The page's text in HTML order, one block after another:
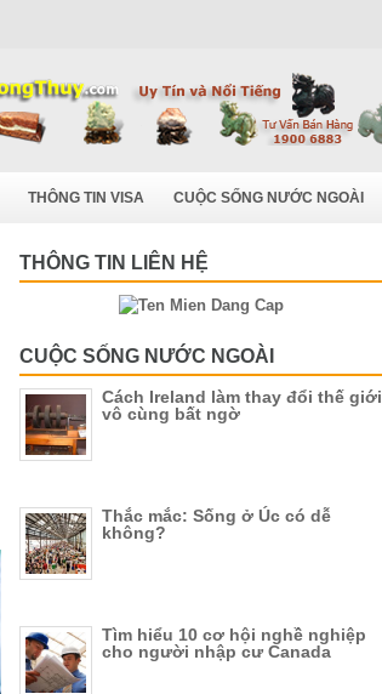
THÔNG TIN VISA CUỘC SỐNG NƯỚC NGOÀI
THÔNG TIN LIÊN HỆ
CUỘC SỐNG NƯỚC NGOÀI
Cách Ireland làm thay đổi thế giới
vô cùng bất ngờ
Thắc mắc: Sống ở Úc có dễ
không?
Tìm hiểu 10 cơ hội nghề nghiệp
cho người nhập cư Canada